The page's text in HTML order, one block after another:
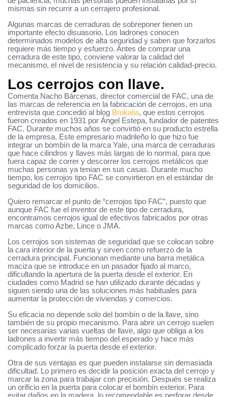
mismas sin recurrir a un cerrajero profesional.
Algunas marcas de cerraduras de sobreponer tienen un
importante efecto disuasorio. Los ladrones conocen
determinados modelos de alta seguridad y saben que forzarlos
requiere más tiempo y esfuerzo. Antes de comprar una
cerradura de este tipo, conviene valorar la calidad del
mecanismo, el nivel de resistencia y su relación calidad-precio.
Los cerrojos con llave.
Comenta Nacho Bárcenas, director comercial de FAC, una de
las marcas de referencia en la fabricación de cerrojos, en una
entrevista que concedió al blog Brokalia, que estos cerrojos
fueron creados en 1931 por Ángel Estepa, fundador de patentes
FAC. Durante muchos años se convirtió en su producto estrella
de la empresa. Este empresario madrileño lo que hizo fue
integrar un bombín de la marca Yale, una marca de cerraduras
que hace cilindros y llaves más largas de lo normal, para que
fuera capaz de correr y descorrer los cerrojos metálicos que
muchas personas ya tenían en sus casas. Durante mucho
tiempo, los cerrojos tipo FAC se convirtieron en el estándar de
seguridad de los domicilios.
Quiero remarcar el punto de “cerrojos tipo FAC”, puesto que
aunque FAC fue el inventor de este tipo de cerradura,
encontramos cerrojos igual de efectivos fabricados por otras
marcas como Azbe, Lince o JMA.
Los cerrojos son sistemas de seguridad que se colocan sobre
la cara interior de la puerta y sirven como refuerzo de la
cerradura principal. Funcionan mediante una barra metálica
maciza que se introduce en un pasador fijado al marco,
dificultando la apertura de la puerta desde el exterior. En
ciudades como Madrid se han utilizado durante décadas y
siguen siendo una de las soluciones más habituales para
aumentar la protección de viviendas y comercios.
Su eficacia no depende solo del bombín o de la llave, sino
también de su propio mecanismo. Para abrir un cerrojo suelen
ser necesarias varias vueltas de llave, algo que obliga a los
ladrones a invertir más tiempo del esperado y hace más
complicado forzar la puerta desde el exterior.
Otra de sus ventajas es que pueden instalarse sin demasiada
dificultad. Lo primero es decidir la posición exacta del cerrojo y
marcar la zona para trabajar con precisión. Después se realiza
un orificio en la puerta para colocar el bombín exterior. Para